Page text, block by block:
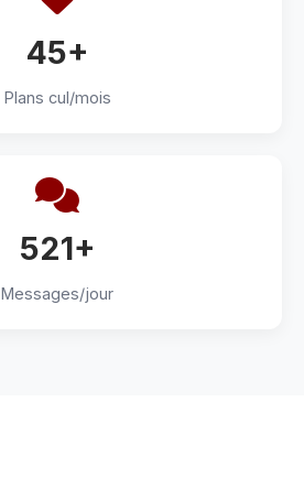
45+
Plans cul/mois
521+
Messages/jour